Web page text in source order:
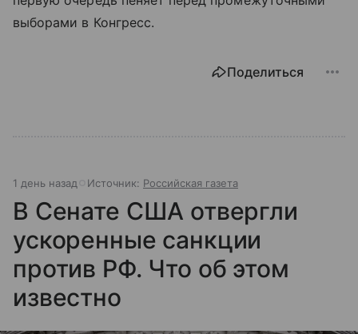
выборами в Конгресс.
Поделиться
1 день назад Источник: Российская газета
В Сенате США отвергли
ускоренные санкции
против РФ. Что об этом
известно